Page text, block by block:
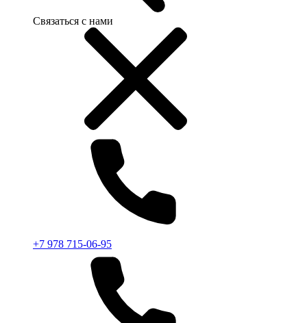
Связаться с нами
+7 978 715-06-95